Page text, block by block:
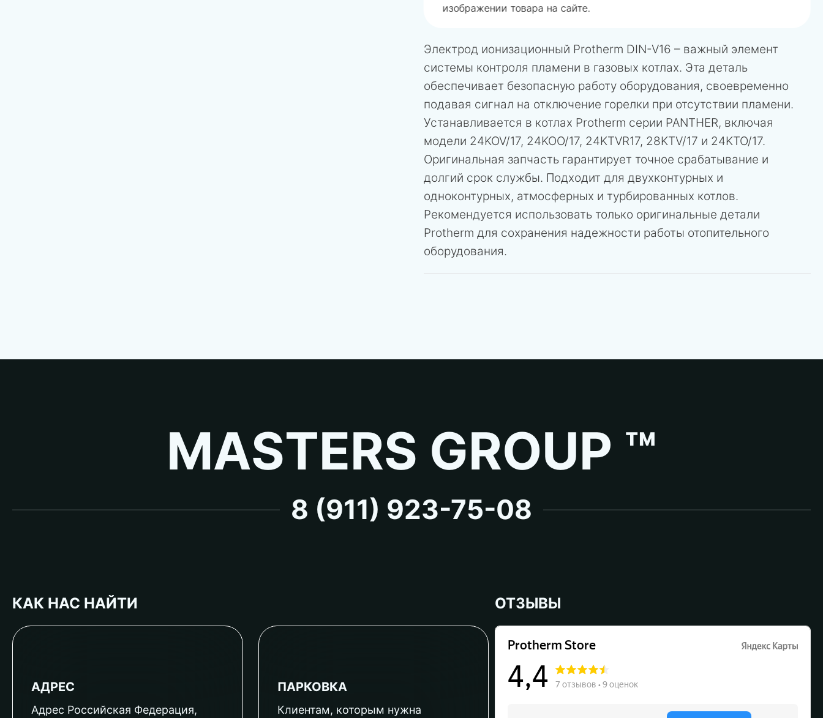
изображении товара на сайте.
Электрод ионизационный Protherm DIN-V16 – важный элемент
системы контроля пламени в газовых котлах. Эта деталь
обеспечивает безопасную работу оборудования, своевременно
подавая сигнал на отключение горелки при отсутствии пламени.
Устанавливается в котлах Protherm серии PANTHER, включая
модели 24KOV/17, 24KOO/17, 24KTVR17, 28KTV/17 и 24KTO/17.
Оригинальная запчасть гарантирует точное срабатывание и
долгий срок службы. Подходит для двухконтурных и
одноконтурных, атмосферных и турбированных котлов.
Рекомендуется использовать только оригинальные детали
Protherm для сохранения надежности работы отопительного
оборудования.
MASTERS GROUP ™
8 (911) 923-75-08
КАК НАС НАЙТИ
АДРЕС
Адрес Российская Федерация,
ПАРКОВКА
Клиентам, которым нужна
ОТЗЫВЫ